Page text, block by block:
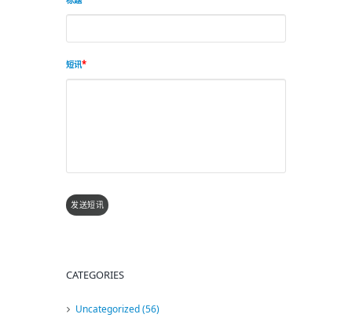
短讯
发送短讯
CATEGORIES
Uncategorized(56)